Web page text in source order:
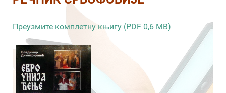
Преузмите комплетну књигу (PDF 0,6 MB)